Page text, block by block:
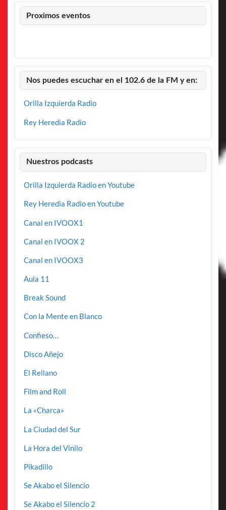
Proximos eventos
Nos puedes escuchar en el 102.6 de la FM y en:
Orilla Izquierda Radio
Rey Heredia Radio
Nuestros podcasts
Orilla Izquierda Radio en Youtube
Rey Heredia Radio en Youtube
Canal en IVOOX1
Canal en IVOOX 2
Canal en IVOOX3
Aula 11
Break Sound
Con la Mente en Blanco
Confieso…
Disco Añejo
El Rellano
Film and Roll
La «Charca»
La Ciudad del Sur
La Hora del Vinilo
Pikadillo
Se Akabo el Silencio
Se Akabo el Silencio 2